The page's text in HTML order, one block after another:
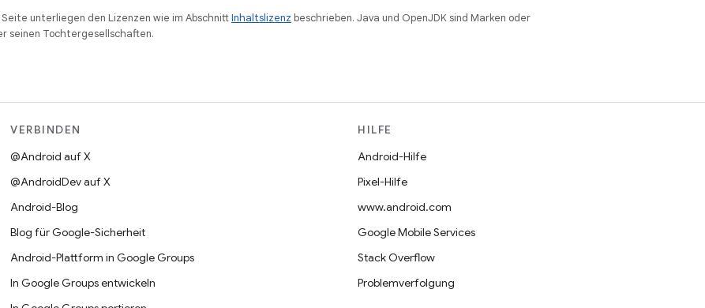
unterliegen den Lizenzen wie im AbschnittInhaltslizenz beschrieben. Java und OpenJDK sind Marken oder
seinen Tochtergesellschaften.
VERBINDEN
@Android auf X
@AndroidDev auf X
Android-Blog
Blog für Google-Sicherheit
Android-Plattform in Google Groups
In Google Groups entwickeln
HILFE
Android-Hilfe
Pixel-Hilfe
www.android.com
Google Mobile Services
Stack Overflow
Problemverfolgung